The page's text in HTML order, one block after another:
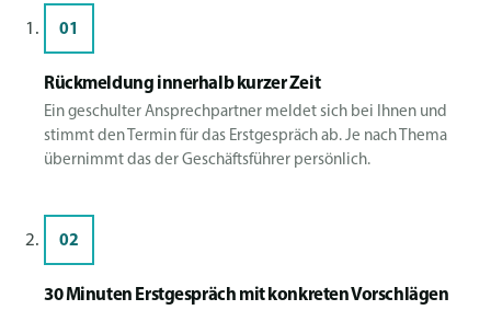
01
Rückmeldung innerhalb kurzer Zeit
Ein geschulter Ansprechpartner meldet sich bei Ihnen und
stimmt den Termin für das Erstgespräch ab. Je nach Thema
übernimmt das der Geschäftsführer persönlich.
02
30 Minuten Erstgespräch mit konkreten Vorschlägen